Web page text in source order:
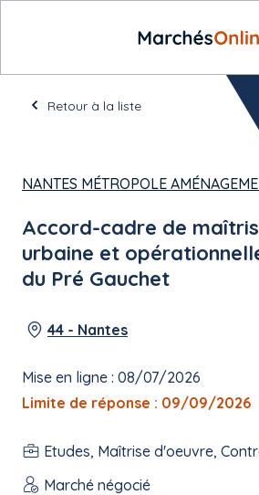
Retour à la liste
NANTES MÉTROPOLE
Accord-cadre de
urbaine et
du Pré Gauchet
44 - Nantes
Mise en ligne : 08/07/2026
Limite de réponse : 09/09/2026
Etudes, Maîtrise d'oeuvre,
Marché négocié